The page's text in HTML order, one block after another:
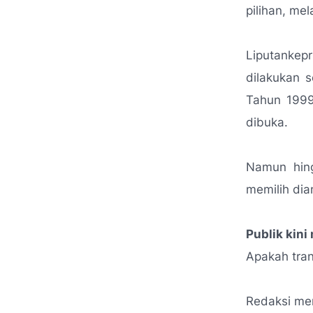
pilihan,
dilakukan
Tahun
dibuka.
Namun
memilih
Publik kini
Apakah
Redaksi